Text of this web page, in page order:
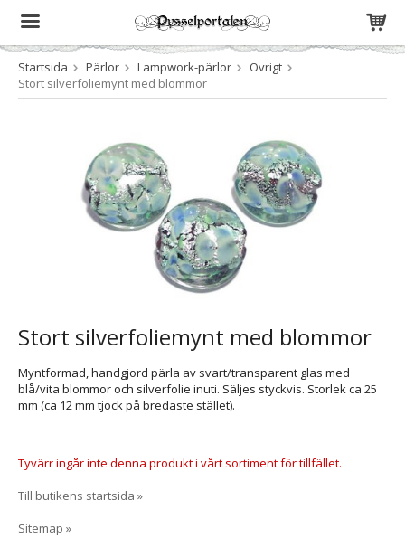
Produkten har blivit tillagd i varukorgen
Startsida Pärlor Lampwork-pärlor
Övrigt
Stort silverfoliemynt med blommor
Stort silverfoliemynt med blommor
Myntformad, handgjord pärla av svart/transparent glas med
blå/vita blommor och silverfolie inuti. Säljes styckvis. Storlek ca 25
mm (ca 12 mm tjock på bredaste stället).
Tyvärr ingår inte denna produkt i vårt sortiment för tillfället.
Till butikens startsida »
Sitemap »